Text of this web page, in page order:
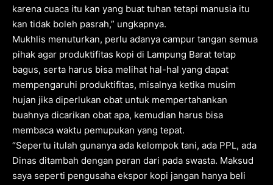
karena cuaca itu kan yang buat tuhan tetapi manusia itu
kan tidak boleh pasrah,” ungkapnya.
Mukhlis menuturkan, perlu adanya campur tangan semua
pihak agar produktifitas kopi di Lampung Barat tetap
bagus, serta harus bisa melihat hal-hal yang dapat
mempengaruhi produktifitas, misalnya ketika musim
hujan jika diperlukan obat untuk mempertahankan
buahnya dicarikan obat apa, kemudian harus bisa
membaca waktu pemupukan yang tepat.
“Sepertu itulah gunanya ada kelompok tani, ada PPL, ada
Dinas ditambah dengan peran dari pada swasta. Maksud
saya seperti pengusaha ekspor kopi jangan hanya beli